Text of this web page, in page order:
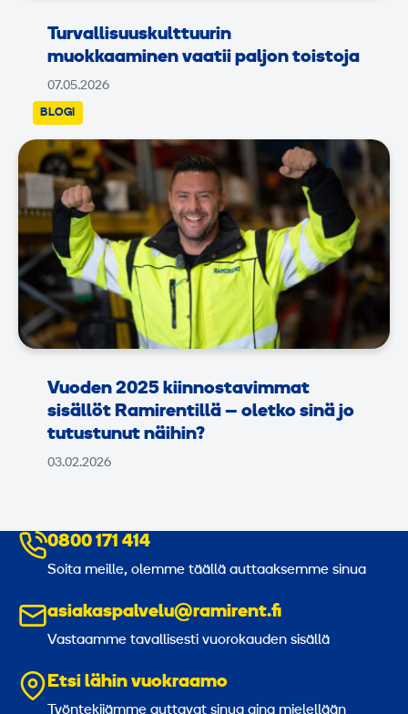
Turvallisuuskulttuurin
muokkaaminen vaatii paljon toistoja
07.05.2026
Vuoden 2025 kiinnostavimmat
sisällöt Ramirentillä – oletko sinä jo
tutustunut näihin?
03.02.2026
BLOGI
0800 171 414
Soita meille, olemme täällä auttaaksemme sinua
asiakaspalvelu@ramirent.fi
Vastaamme tavallisesti vuorokauden sisällä
Etsi lähin vuokraamo
Työntekijämme auttavat sinua aina mielellään